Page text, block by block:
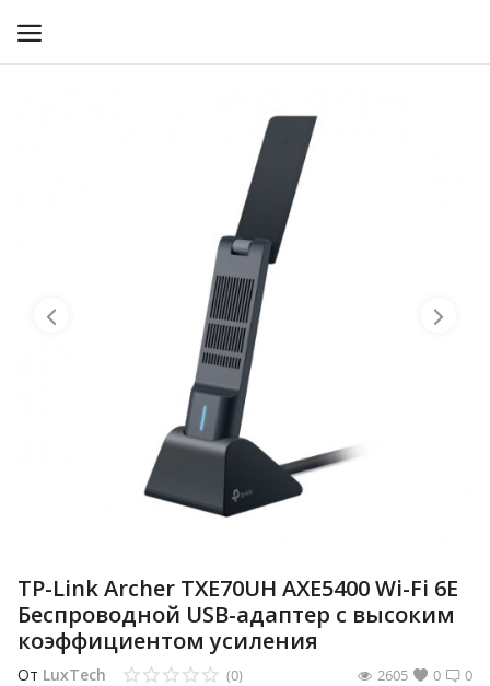
ДЛЯ ОПЕРАТОРОВ СВЯЗИ
TP-Link Archer TXE70UH AXE5400 Wi-Fi 6E
Беспроводной USB-адаптер с высоким
коэффициентом усиления
От LuxTech 0
(0) 0
2605